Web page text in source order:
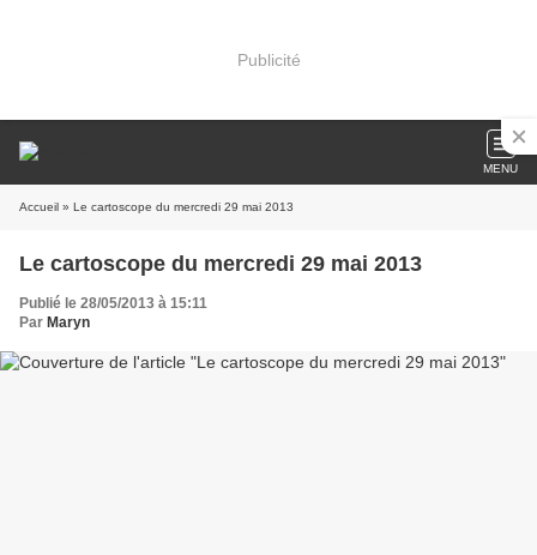
Publicité
MENU
Accueil » Le cartoscope du mercredi 29 mai 2013
Le cartoscope du mercredi 29 mai 2013
Publié le 28/05/2013 à 15:11
Par Maryn